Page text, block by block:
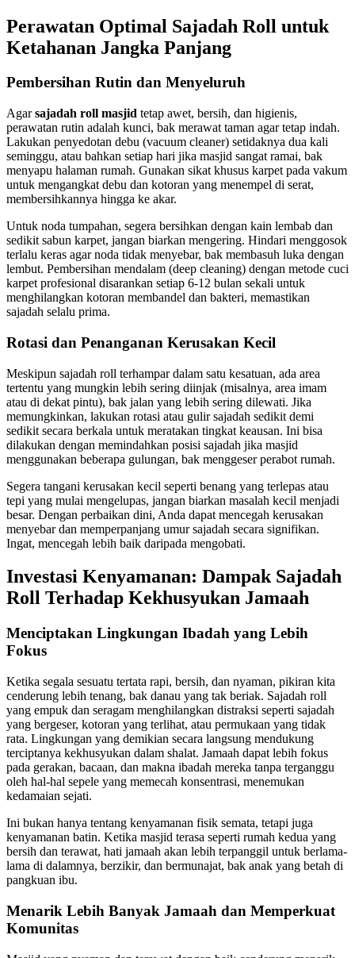
Perawatan Optimal Sajadah Roll untuk
Ketahanan Jangka Panjang
Pembersihan Rutin dan Menyeluruh
Agarsajadah roll masjid tetap awet, bersih, dan higienis,
perawatan rutin adalah kunci, bak merawat taman agar tetap indah.
Lakukan penyedotan debu (vacuum cleaner) setidaknya dua kali
seminggu, atau bahkan setiap hari jika masjid sangat ramai, bak
menyapu halaman rumah. Gunakan sikat khusus karpet pada vakum
untuk mengangkat debu dan kotoran yang menempel di serat,
membersihkannya hingga ke akar.
Untuk noda tumpahan, segera bersihkan dengan kain lembab dan
sedikit sabun karpet, jangan biarkan mengering. Hindari menggosok
terlalu keras agar noda tidak menyebar, bak membasuh luka dengan
lembut. Pembersihan mendalam (deep cleaning) dengan metode cuci
karpet profesional disarankan setiap 6-12 bulan sekali untuk
menghilangkan kotoran membandel dan bakteri, memastikan
sajadah selalu prima.
Rotasi dan Penanganan Kerusakan Kecil
Meskipun sajadah roll terhampar dalam satu kesatuan, ada area
tertentu yang mungkin lebih sering diinjak (misalnya, area imam
atau di dekat pintu), bak jalan yang lebih sering dilewati. Jika
memungkinkan, lakukan rotasi atau gulir sajadah sedikit demi
sedikit secara berkala untuk meratakan tingkat keausan. Ini bisa
dilakukan dengan memindahkan posisi sajadah jika masjid
menggunakan beberapa gulungan, bak menggeser perabot rumah.
Segera tangani kerusakan kecil seperti benang yang terlepas atau
tepi yang mulai mengelupas, jangan biarkan masalah kecil menjadi
besar. Dengan perbaikan dini, Anda dapat mencegah kerusakan
menyebar dan memperpanjang umur sajadah secara signifikan.
Ingat, mencegah lebih baik daripada mengobati.
Investasi Kenyamanan: Dampak Sajadah
Roll Terhadap Kekhusyukan Jamaah
Menciptakan Lingkungan Ibadah yang Lebih
Fokus
Ketika segala sesuatu tertata rapi, bersih, dan nyaman, pikiran kita
cenderung lebih tenang, bak danau yang tak beriak. Sajadah roll
yang empuk dan seragam menghilangkan distraksi seperti sajadah
yang bergeser, kotoran yang terlihat, atau permukaan yang tidak
rata. Lingkungan yang demikian secara langsung mendukung
terciptanya kekhusyukan dalam shalat. Jamaah dapat lebih fokus
pada gerakan, bacaan, dan makna ibadah mereka tanpa terganggu
oleh hal-hal sepele yang memecah konsentrasi, menemukan
kedamaian sejati.
Ini bukan hanya tentang kenyamanan fisik semata, tetapi juga
kenyamanan batin. Ketika masjid terasa seperti rumah kedua yang
bersih dan terawat, hati jamaah akan lebih terpanggil untuk berlama-
lama di dalamnya, berzikir, dan bermunajat, bak anak yang betah di
pangkuan ibu.
Menarik Lebih Banyak Jamaah dan Memperkuat
Komunitas